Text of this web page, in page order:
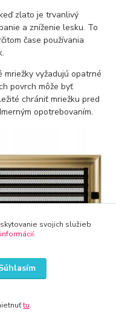
zlato je trvanlivý
a zníženie lesku. To
čase používania
vyžadujú opatrné
povrch môže byť
chrániť mriežku pred
opotrebovaním.
krbovej mriežky
svojich služieb
.
tu.